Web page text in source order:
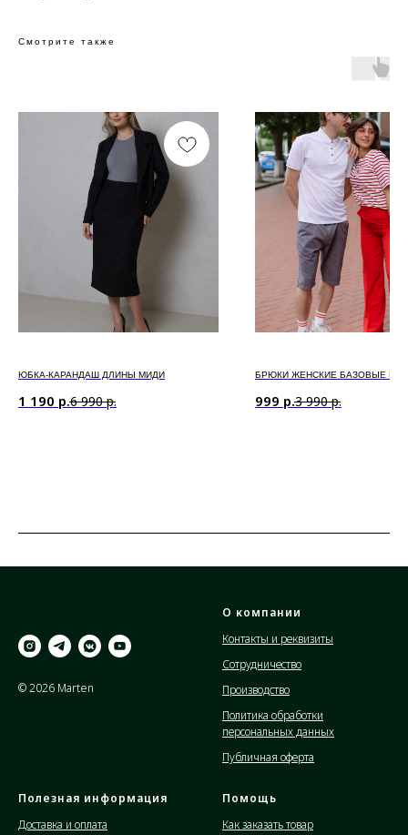
Смотрите также
ЮБКА-КАРАНДАШ ДЛИНЫ МИДИ
1 190 р.6 990 р.
БРЮКИ ЖЕНСКИЕ БАЗОВЫЕ
999 р.3 990 р.
© 2026 Marten
О компании
Контакты и реквизиты
Сотрудничество
Производство
Политика обработки
персональных данных
Публичная оферта
Полезная информация
Доставка и оплата
Помощь
Как заказать товар